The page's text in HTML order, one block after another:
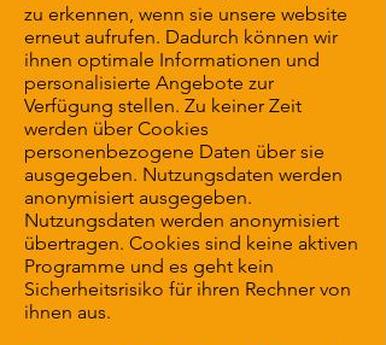
zu erkennen, wenn sie unsere website
erneut aufrufen. Dadurch können wir
ihnen optimale Informationen und
personalisierte Angebote zur
Verfügung stellen. Zu keiner Zeit
werden über Cookies
personenbezogene Daten über sie
ausgegeben. Nutzungsdaten werden
anonymisiert ausgegeben.
Nutzungsdaten werden anonymisiert
übertragen. Cookies sind keine aktiven
Programme und es geht kein
Sicherheitsrisiko für ihren Rechner von
ihnen aus.